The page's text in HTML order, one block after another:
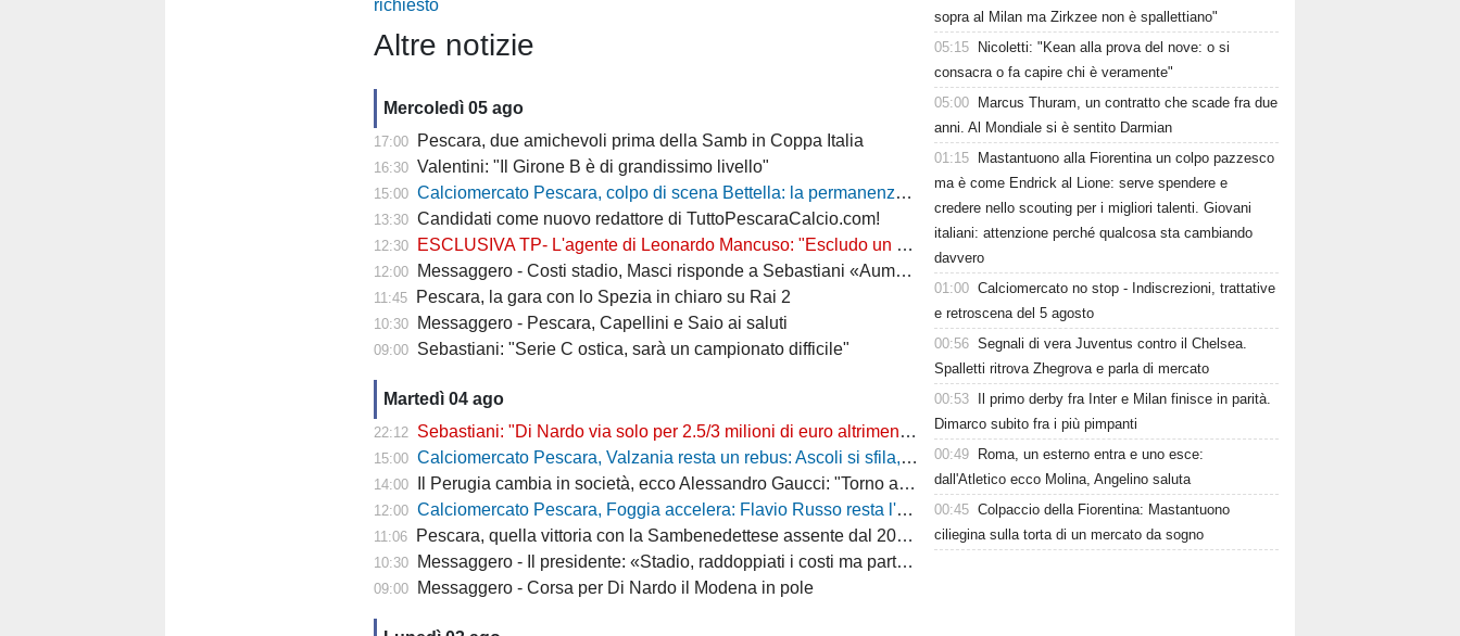
richiesto
Altre notizie
Mercoledì 05 ago
17:00 Pescara, due amichevoli prima della Samb in Coppa Italia
16:30 Valentini: "Il Girone B è di grandissimo livello"
15:00 Calciomercato Pescara, colpo di scena Bettella: la permanenza non è più un'ipotesi, ecco cosa sta succedendo
13:30 Candidati come nuovo redattore di TuttoPescaraCalcio.com!
12:30 ESCLUSIVA TP- L'agente di Leonardo Mancuso: "Escludo un suo ritorno a Pescara, vuole rimanere in B"
12:00 Messaggero - Costi stadio, Masci risponde a Sebastiani «Aumenti per ridurre il peso sui cittadini»
11:45 Pescara, la gara con lo Spezia in chiaro su Rai 2
10:30 Messaggero - Pescara, Capellini e Saio ai saluti
09:00 Sebastiani: "Serie C ostica, sarà un campionato difficile"
Martedì 04 ago
22:12 Sebastiani: "Di Nardo via solo per 2.5/3 milioni di euro altrimenti resta a Pescara"
15:00 Calciomercato Pescara, Valzania resta un rebus: Ascoli si sfila, il Catanzaro osserva
14:00 Il Perugia cambia in società, ecco Alessandro Gaucci: "Torno a casa, ecco chi è il nuovo allenatore"
12:00 Calciomercato Pescara, Foggia accelera: Flavio Russo resta l'obiettivo, ma cresce la concorrenza
11:06 Pescara, quella vittoria con la Sambenedettese assente dal 2007-08
10:30 Messaggero - Il presidente: «Stadio, raddoppiati i costi ma parte della tribuna ancora chiusa»
09:00 Messaggero - Corsa per Di Nardo il Modena in pole
sopra al Milan ma Zirkzee non è spallettiano"
05:15
Nicoletti: "Kean alla prova del nove: o si
consacra o fa capire chi è veramente"
05:00
Marcus Thuram, un contratto che scade fra due
anni. Al Mondiale si è sentito Darmian
01:15
Mastantuono alla Fiorentina un colpo pazzesco
ma è come Endrick al Lione: serve spendere e
credere nello scouting per i migliori talenti. Giovani
italiani: attenzione perché qualcosa sta cambiando
davvero
01:00 Calciomercato no stop - Indiscrezioni, trattative
e retroscena del 5 agosto
00:56 Segnali di vera Juventus contro il Chelsea.
Spalletti ritrova Zhegrova e parla di mercato
00:53
Il primo derby fra Inter e Milan finisce in parità.
Dimarco subito fra i più pimpanti
00:49
Roma, un esterno entra e uno esce:
dall'Atletico ecco Molina, Angelino saluta
00:45 Colpaccio della Fiorentina: Mastantuono
ciliegina sulla torta di un mercato da sogno